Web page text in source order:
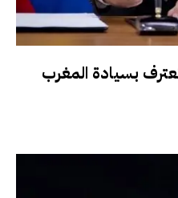
بسيادة المغرب